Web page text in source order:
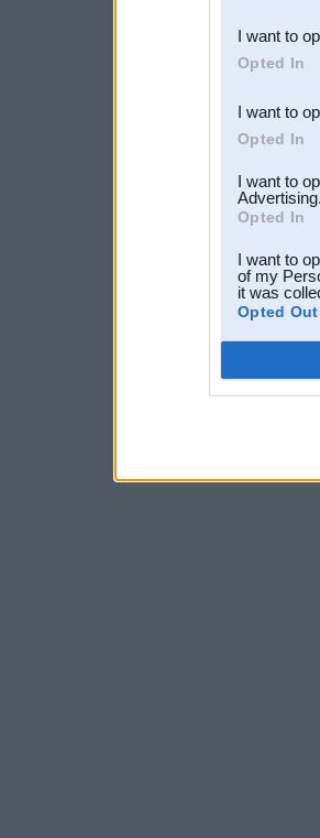
third
I want to
Opted In
I want to
Opted In
I want to
Advertising.
Opted In
I want to
of my
it was
Opted Out